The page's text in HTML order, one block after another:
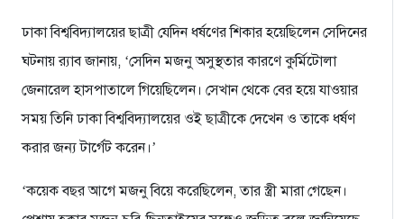
ঢাকা বিশ্ববিদ্যালয়ের ছাত্রী যেদিন ধর্ষণের শিকার হয়েছিলেন সেদিনের
ঘটনায় র‍্যাব জানায়, ‘সেদিন মজনু অসুস্থতার কারণে কুর্মিটোলা
জেনারেল হাসপাতালে গিয়েছিলেন। সেখান থেকে বের হয়ে যাওয়ার
সময় তিনি ঢাকা বিশ্ববিদ্যালয়ের ওই ছাত্রীকে দেখেন ও তাকে ধর্ষণ
করার জন্য টার্গেট করেন।’
‘কয়েক বছর আগে মজনু বিয়ে করেছিলেন, তার স্ত্রী মারা গেছেন।